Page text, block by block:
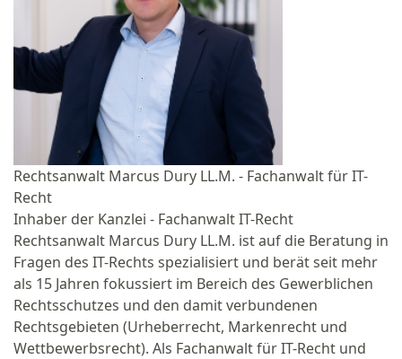
Rechtsanwalt Marcus Dury LL.M. - Fachanwalt für IT-
Recht
Inhaber der Kanzlei - Fachanwalt IT-Recht
Rechtsanwalt Marcus Dury LL.M. ist auf die Beratung in
Fragen des IT-Rechts spezialisiert und berät seit mehr
als 15 Jahren fokussiert im Bereich des Gewerblichen
Rechtsschutzes und den damit verbundenen
Rechtsgebieten (Urheberrecht, Markenrecht und
Wettbewerbsrecht). Als Fachanwalt für IT-Recht und